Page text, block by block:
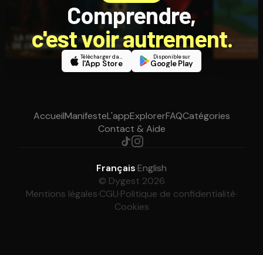
Comprendre,
c'est voir autrement.
Télécharger dans
l'App Store
Disponible sur
Google Play
AccueilManifesteL'appExplorerFAQCatégories
Contact & Aide
Français·English
© Dygest 2026
Mentions légales·CGU·Politique de confidentialité·
Cookies